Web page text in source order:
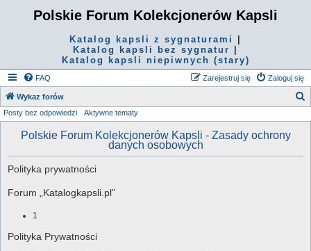
Polskie Forum Kolekcjonerów Kapsli
Katalog kapsli z sygnaturami
Katalog kapsli bez sygnatur
Katalog kapsli niepiwnych (stary)
FAQ Zaloguj się
Zarejestruj się
Wykaz forów
Posty bez odpowiedzi Aktywne tematy
Polskie Forum Kolekcjonerów Kapsli - Zasady ochrony
danych osobowych
Polityka prywatności
Forum „Katalogkapsli.pl”
1
Polityka Prywatności